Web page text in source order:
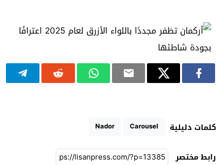
كلمات دليلية Carousel
Nador
رابط مختصر